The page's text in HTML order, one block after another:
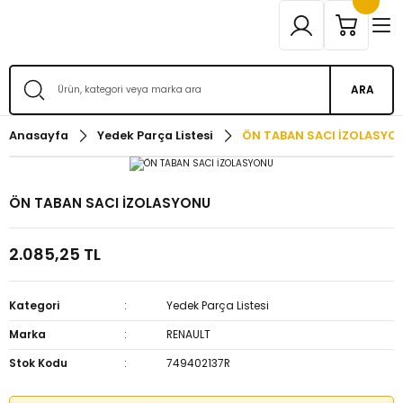
ARA
Anasayfa Yedek Parça Listesi ÖN TABAN SACI
ÖN TABAN SACI İZOLASYONU
2.085,25 TL
Kategori
Yedek Parça Listesi
Marka
RENAULT
Stok Kodu
749402137R